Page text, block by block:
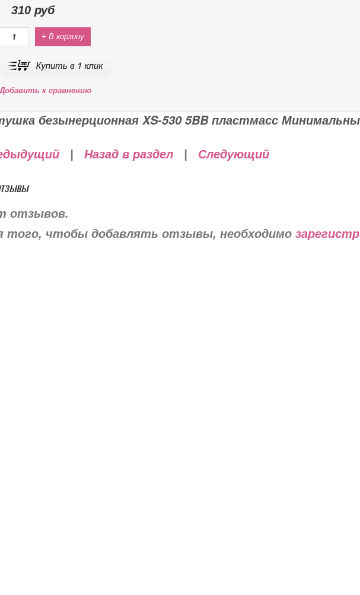
310руб
+ В корзину
Добавить к сравнению
безынерционная XS-530 5BB пластмасс
| Назад в раздел| Следующий
отзывов.
того, чтобы добавлять отзывы, необходимо